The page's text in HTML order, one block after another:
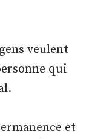
veulent
qui
et